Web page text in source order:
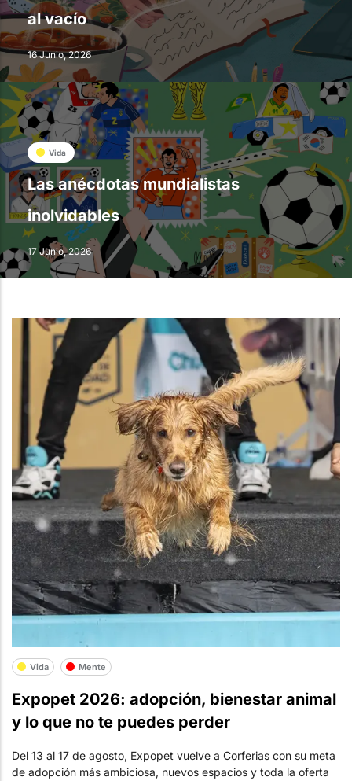
al vacío
16 Junio, 2026
Vida
Las anécdotas mundialistas
inolvidables
17 Junio, 2026
Vida Mente
Expopet 2026: adopción, bienestar animal
y lo que no te puedes perder
Del 13 al 17 de agosto, Expopet vuelve a Corferias con su meta
de adopción más ambiciosa, nuevos espacios y toda la oferta